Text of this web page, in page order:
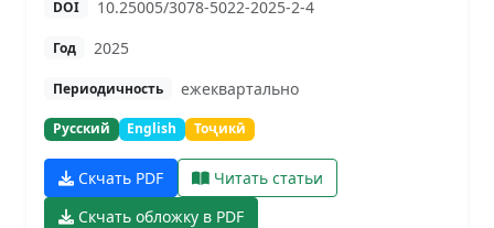
DOI 10.25005/3078-5022-2025-2-4
Год 2025
Периодичность ежеквартально
Русский English Тоҷикӣ
Скчать PDF
Читать статьи
Скчать обложку в PDF